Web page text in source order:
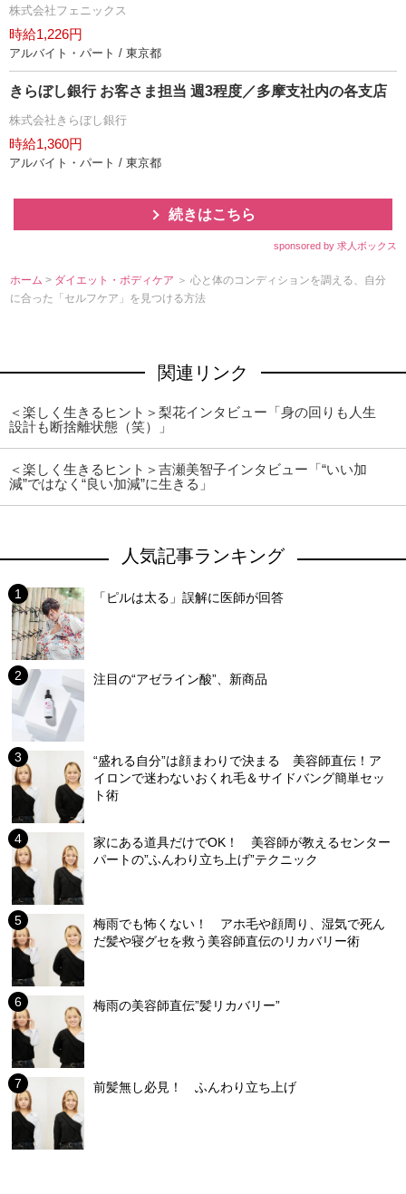
株式会社フェニックス
時給1,226円
アルバイト・パート / 東京都
きらぼし銀行 お客さま担当 週3程度／多摩支社内の各支店
株式会社きらぼし銀行
時給1,360円
アルバイト・パート / 東京都
続きはこちら
sponsored by 求人ボックス
ホーム > ダイエット・ボディケア ＞ 心と体のコンディションを調える、自分
に合った「セルフケア」を見つける方法
関連リンク
＜楽しく生きるヒント＞梨花インタビュー「身の回りも人生
設計も断捨離状態（笑）」
＜楽しく生きるヒント＞吉瀬美智子インタビュー「“いい加
減”ではなく“良い加減”に生きる」
人気記事ランキング
「ピルは太る」誤解に医師が回答
注目の“アゼライン酸”、新商品
“盛れる自分”は顔まわりで決まる 美容師直伝！ア
イロンで迷わないおくれ毛＆サイドバング簡単セッ
ト術
家にある道具だけでOK！ 美容師が教えるセンター
パートの”ふんわり立ち上げ”テクニック
梅雨でも怖くない！ アホ毛や顔周り、湿気で死ん
だ髪や寝グセを救う美容師直伝のリカバリー術
梅雨の美容師直伝”髪リカバリー”
前髪無し必見！ ふんわり立ち上げ